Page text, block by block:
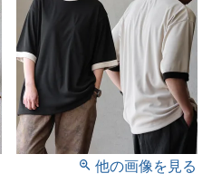
他の画像を見る